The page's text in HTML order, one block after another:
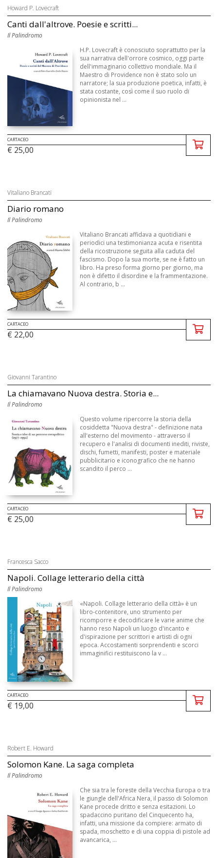
Howard P. Lovecraft
Canti dall'altrove. Poesie e scritti...
Il Palindromo
H.P. Lovecraft è conosciuto soprattutto per la
sua narrativa dell'orrore cosmico, oggi parte
dell'immaginario collettivo mondiale. Ma il
Maestro di Providence non è stato solo un
narratore; la sua produzione poetica, infatti, è
stata costante, così come il suo ruolo di
opinionista nel ...
CARTACEO
€ 25,00
Vitaliano Brancati
Diario romano
Il Palindromo
Vitaliano Brancati affidava a quotidiani e
periodici una testimonianza acuta e risentita
della ricostruzione seguita alla caduta del
fascismo. Dopo la sua morte, se ne è fatto un
libro. Ha preso forma giorno per giorno, ma
non è difetto il disordine e la frammentazione.
Al contrario, b ...
CARTACEO
€ 22,00
Giovanni Tarantino
La chiamavano Nuova destra. Storia e...
Il Palindromo
Questo volume ripercorre la storia della
cosiddetta "Nuova destra" - definizione nata
all'esterno del movimento - attraverso il
recupero e l'analisi di documenti inediti, riviste,
dischi, fumetti, manifesti, poster e materiale
pubblicitario e iconografico che ne hanno
scandito il perco ...
CARTACEO
€ 25,00
Francesca Sacco
Napoli. Collage letterario della città
Il Palindromo
«Napoli. Collage letterario della città» è un
libro-contenitore, uno strumento per
ricomporre e decodificare le varie anime che
hanno reso Napoli un luogo d'incanto e
d'ispirazione per scrittori e artisti di ogni
epoca. Accostamenti sorprendenti e scorci
immaginifici restituiscono la v ...
CARTACEO
€ 19,00
Robert E. Howard
Solomon Kane. La saga completa
Il Palindromo
Che sia tra le foreste della Vecchia Europa o tra
le giungle dell'Africa Nera, il passo di Solomon
Kane procede dritto e senza esitazioni. Lo
spadaccino puritano del Cinquecento ha,
infatti, una missione da compiere: armato di
spada, moschetto e di una coppia di pistole ad
avancarica, ...